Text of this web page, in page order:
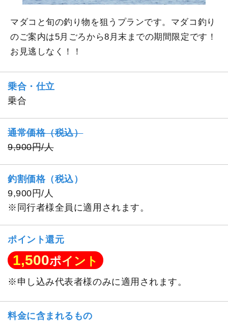
マダコと旬の釣り物を狙うプランです。マダコ釣り
のご案内は5月ごろから8月末までの期間限定です！
お見逃しなく！！
乗合・仕立
乗合
通常価格（税込）
9,900円/人
釣割価格（税込）
9,900円/人
※同行者様全員に適用されます。
ポイント還元
1,500ポイント
※申し込み代表者様のみに適用されます。
料金に含まれるもの